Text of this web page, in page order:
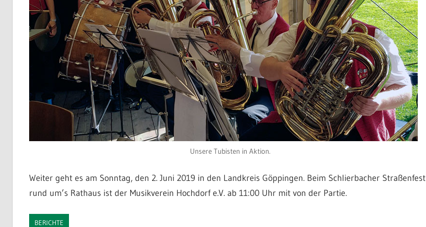
Unsere Tubisten in Aktion.
Weiter geht es am Sonntag, den 2. Juni 2019 in den Landkreis Göppingen. Beim Schlierbacher Straßenfest
rund um’s Rathaus ist der Musikverein Hochdorf e.V. ab 11:00 Uhr mit von der Partie.
BERICHTE